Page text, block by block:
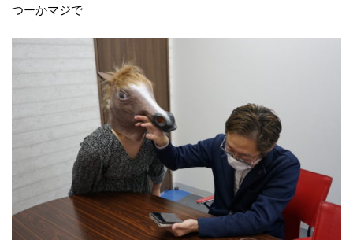
つーかマジで